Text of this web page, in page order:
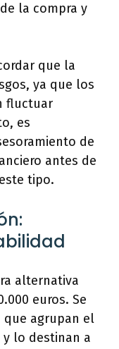
la compra y
que la
ya que los
fluctuar
es
de
antes de
tipo.
alternativa
euros. Se
agrupan el
lo destinan a